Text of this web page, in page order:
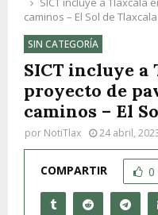
caminos – El Sol de Tlaxcala
SIN CATEGORÍA
SICT incluye a
proyecto de
caminos – El
por NotiTlax 24 abril,
COMPARTIR 0